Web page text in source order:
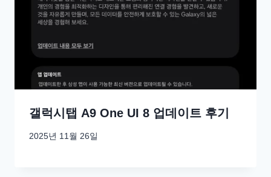
갤럭시탭 A9 One UI 8 업데이트 후기
2025년 11월 26일